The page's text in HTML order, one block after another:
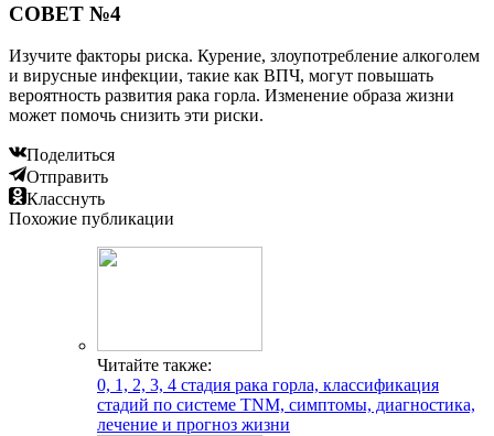
СОВЕТ №4
Изучите факторы риска. Курение, злоупотребление алкоголем
и вирусные инфекции, такие как ВПЧ, могут повышать
вероятность развития рака горла. Изменение образа жизни
может помочь снизить эти риски.
Поделиться
Отправить
Класснуть
Похожие публикации
Читайте также:
0, 1, 2, 3, 4 стадия рака горла, классификация
стадий по системе TNM, симптомы, диагностика,
лечение и прогноз жизни